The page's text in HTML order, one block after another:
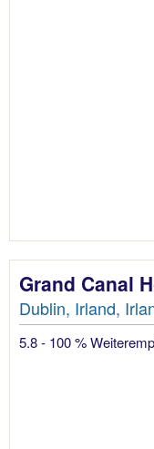
Grand Canal
Dublin, Irland,
5.8 - 100 %